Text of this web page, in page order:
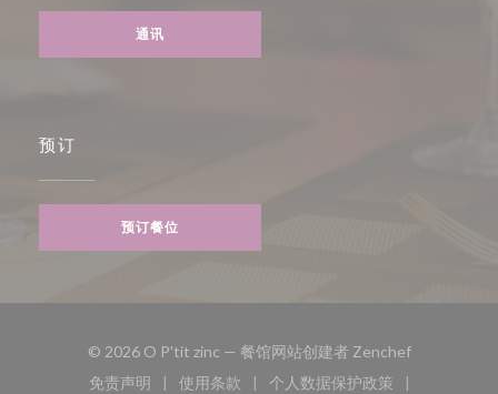
通讯
预订
预订餐位
© 2026 O P'tit zinc — 餐馆网站创建者 Zenchef((在新窗口
免责声明
使用条款 个人数据保护政策